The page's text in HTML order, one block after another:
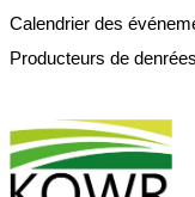
Calendrier des
Producteurs de